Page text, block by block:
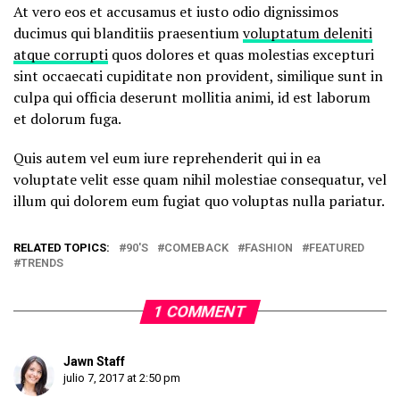
At vero eos et accusamus et iusto odio dignissimos
ducimus qui blanditiis praesentiumvoluptatum deleniti
atque corrupti quos dolores et quas molestias excepturi
sint occaecati cupiditate non provident, similique sunt in
culpa qui officia deserunt mollitia animi, id est laborum
et dolorum fuga.
Quis autem vel eum iure reprehenderit qui in ea
voluptate velit esse quam nihil molestiae consequatur, vel
illum qui dolorem eum fugiat quo voluptas nulla pariatur.
RELATED TOPICS: 90'S COMEBACK FASHION
FEATURED
TRENDS
1 COMMENT
Jawn Staff
julio 7, 2017 at 2:50 pm